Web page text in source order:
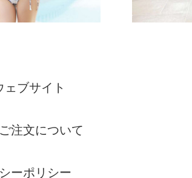
ェブサイト
注文について
ーポリシー